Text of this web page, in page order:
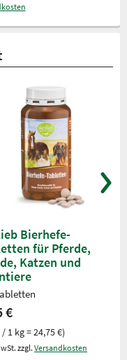
Bierhefe-
für Pferde,
Katzen und
€
/ 1 kg = 24,75 €)
zzgl. Versandkosten